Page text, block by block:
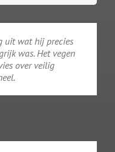
uit wat hij precies
was. Het vegen
over veilig